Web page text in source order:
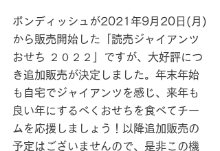
ボンディッシュが2021年9月20日(月)
から販売開始した「読売ジャイアンツ
おせち ２０２２」ですが、大好評につ
き追加販売が決定しました。年末年始
も自宅でジャイアンツを感じ、来年も
良い年にするべくおせちを食べてチー
ムを応援しましょう！以降追加販売の
予定はございませんので、是非この機